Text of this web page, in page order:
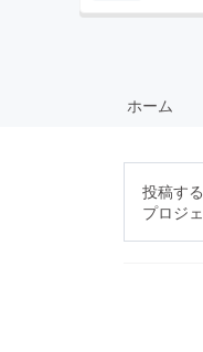
ホーム
投稿す
プロジ